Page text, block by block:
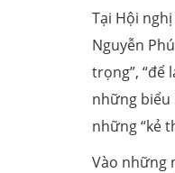
Tại Hội
Nguyễn
trọng”, “để
những biểu
những “kẻ
Vào những